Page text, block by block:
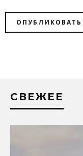
СВЕЖЕЕ